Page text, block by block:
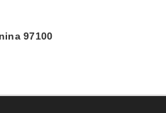
97100